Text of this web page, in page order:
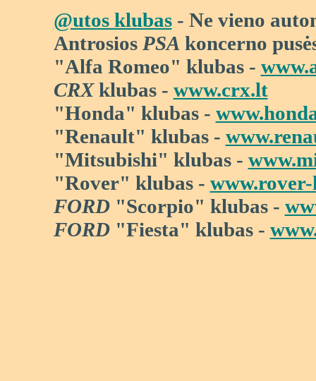
@utos klubas- Ne vieno
Antrosios PSA koncerno pusė
"Alfa Romeo" klubas -
CRXklubas - www.crx.lt
"Honda" klubas -
"Renault" klubas -
"Mitsubishi" klubas -
"Rover" klubas -
FORD"Scorpio" klubas -
FORD"Fiesta" klubas -